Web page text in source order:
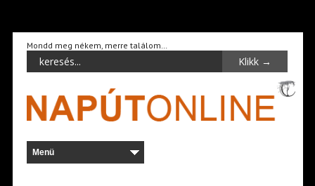
Mondd meg nékem, merre találom…